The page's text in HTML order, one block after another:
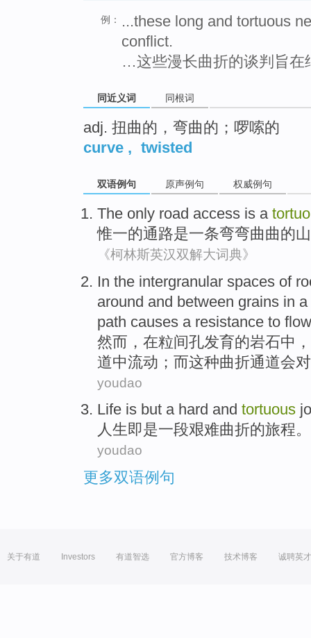
例：
...these long and tortuous
conflict.
…这些漫长曲折的谈判旨在
同近义词 同根词
adj. 扭曲的，弯曲的；啰嗦的
curve , twisted
双语例句 原声例句 权威例句
The only road access is a
惟一的通路是一条弯弯曲曲的
《柯林斯英汉双解大词典》
In the intergranular spaces of
around and between grains in a
path causes a resistance to flow
然而 ， 在粒间孔发育的岩石中，
道中流动 ；而这种曲折通道会对
youdao
Life is but a hard and tortuous
人生即是一段艰难曲折的旅程。
youdao
更多双语例句
关于有道 Investors 有道智选 官方博客 技术博客 诚聘英才